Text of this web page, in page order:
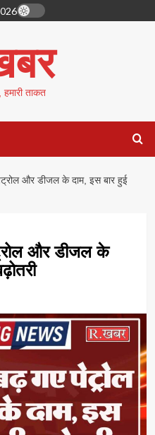
ताकत
और डीजल के दाम, इस बार हुई
और डीजल के